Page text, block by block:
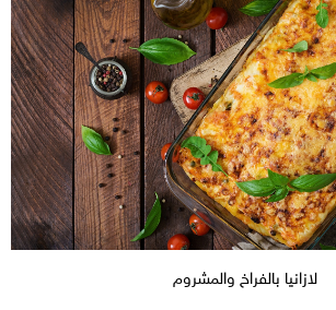
لازانيا بالفراخ والمشروم